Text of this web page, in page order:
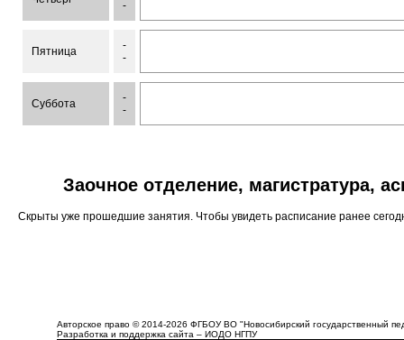
-
Пятница
-
-
Суббота
-
-
Заочное отделение, магистратура,
Скрыты уже прошедшие занятия. Чтобы увидеть расписание ранее
Авторское право © 2014-2026 ФГБОУ ВО "Новосибирский государственный
Разработка и поддержка сайта – ИОДО НГПУ